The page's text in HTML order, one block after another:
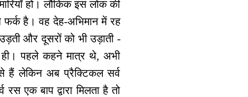
हो। लौकिक इस लोक की
फर्क है। वह देह-अभिमान में रह
और दूसरों को भी उड़ाती -
ही। पहले कहने मात्र थे, अभी
हैं लेकिन अब प्रैक्टिकल सर्व
एक बाप द्वारा मिलता है तो